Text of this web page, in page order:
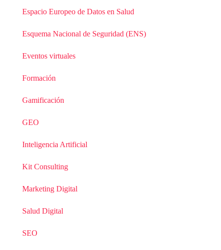
Espacio Europeo de Datos en Salud
Esquema Nacional de Seguridad (ENS)
Eventos virtuales
Formación
Gamificación
GEO
Inteligencia Artificial
Kit Consulting
Marketing Digital
Salud Digital
SEO